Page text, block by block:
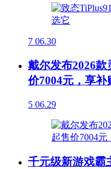
7 06.30
戴尔发布2026款
价7004元，享补
5 06.29
千元级新游戏霸